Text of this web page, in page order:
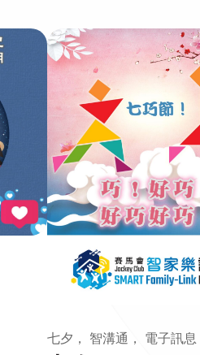
七夕， 智溝通， 電子訊息